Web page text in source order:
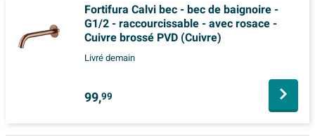
Fortifura Calvi bec - bec de baignoire -
G1/2 - raccourcissable - avec rosace -
Cuivre brossé PVD (Cuivre)
Livré demain
99,99